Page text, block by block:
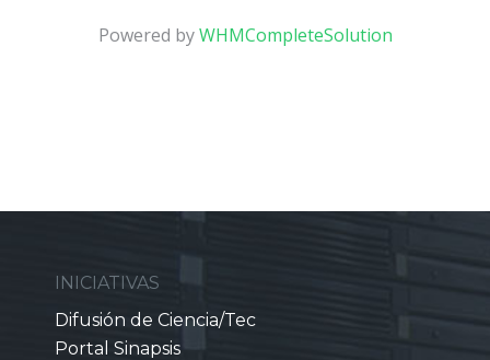
Powered byWHMCompleteSolution
INICIATIVAS
Difusión de Ciencia/Tec
Portal Sinapsis